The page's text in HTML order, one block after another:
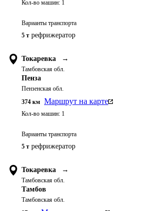
Кол-во машин: 1
Варианты транспорта
5 т рефрижератор
Токаревка →
Тамбовская обл.
Пенза
Пензенская обл.
374 км Маршрут на карте
Кол-во машин: 1
Варианты транспорта
5 т рефрижератор
Токаревка →
Тамбовская обл.
Тамбов
Тамбовская обл.